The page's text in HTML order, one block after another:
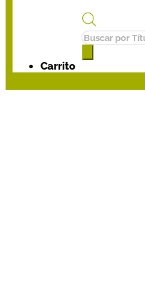
Búsqueda
de
productos
Carrito